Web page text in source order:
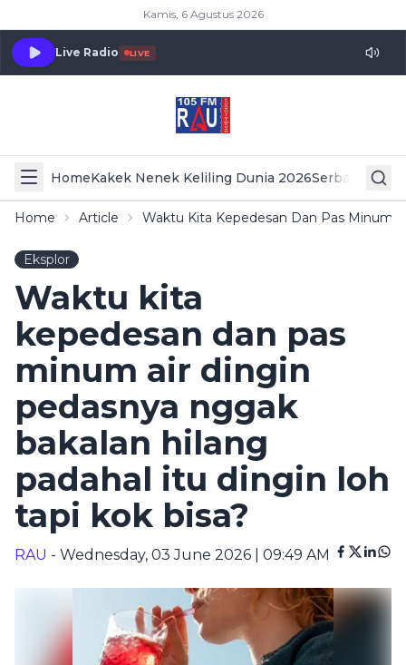
Kamis, 6 Agustus 2026
Live Radio LIVE
HomeKakek Nenek Keliling Dunia 2026Serba Serbi
Home Article Waktu Kita Kepedesan Dan Pas Minum
Eksplor
Waktu kita
kepedesan dan pas
minum air dingin
pedasnya nggak
bakalan hilang
padahal itu dingin loh
tapi kok bisa?
RAU - Wednesday, 03 June 2026 | 09:49 AM